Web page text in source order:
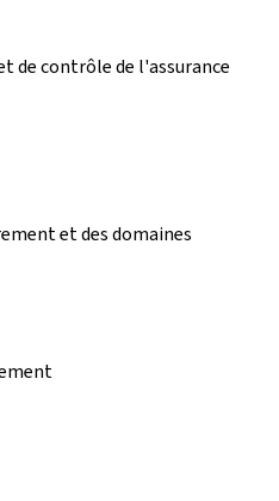
de contrôle de l'assurance
et des domaines